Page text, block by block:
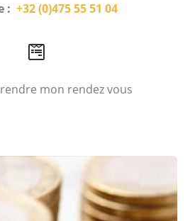
: +32 (0)475 55 51 04
mon rendez vous